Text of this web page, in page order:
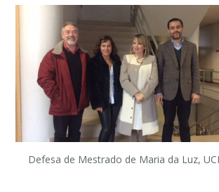
Defesa de Mestrado de Maria da Luz,
Nova Ágora 2023 (Sessão 1 | Olhares sobre a
Acolhimento
Solidariedade intergeracional: as novas gerações
Conferência WEB 2020 | A Educação vista pelos
CLEPUL FLUL 2019 | A importância do
sociedade do conhecimento
Formações (inter) diocesanas para docentes de
'jovem' perante o facto religioso